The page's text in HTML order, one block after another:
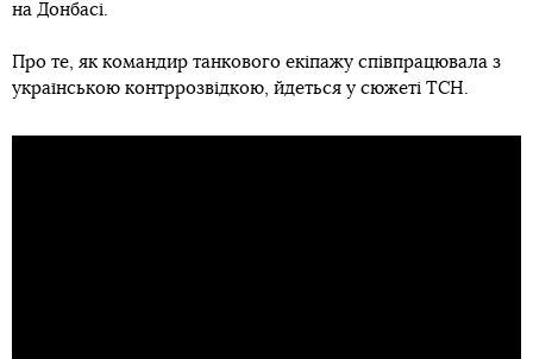
на Донбасі.
Про те, як командир танкового екіпажу співпрацювала з
українською контррозвідкою, йдеться у сюжеті ТСН.